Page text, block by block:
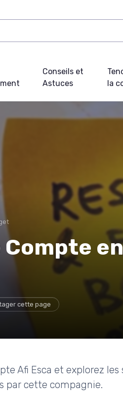
Conseils et
Astuces
la
Compte en
cette page
Afi Esca et explorez les
par cette compagnie.